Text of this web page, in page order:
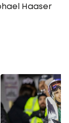
Haaser